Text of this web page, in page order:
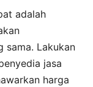
adalah
sama. Lakukan
jasa
harga